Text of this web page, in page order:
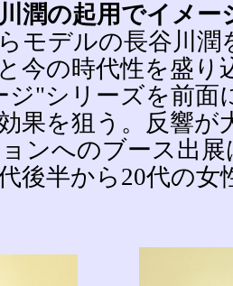
潤の起用でイメー
モデルの長谷川潤
今の時代性を盛り
ジ"シリーズを前面
果を狙う。反響
ンへのブース出
後半から20代の